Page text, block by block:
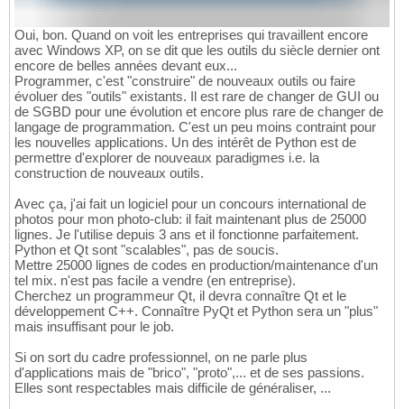
Oui, bon. Quand on voit les entreprises qui travaillent encore
avec Windows XP, on se dit que les outils du siècle dernier ont
encore de belles années devant eux...
Programmer, c'est "construire" de nouveaux outils ou faire
évoluer des "outils" existants. Il est rare de changer de GUI ou
de SGBD pour une évolution et encore plus rare de changer de
langage de programmation. C'est un peu moins contraint pour
les nouvelles applications. Un des intérêt de Python est de
permettre d'explorer de nouveaux paradigmes i.e. la
construction de nouveaux outils.
Avec ça, j'ai fait un logiciel pour un concours international de
photos pour mon photo-club: il fait maintenant plus de 25000
lignes. Je l'utilise depuis 3 ans et il fonctionne parfaitement.
Python et Qt sont "scalables", pas de soucis.
Mettre 25000 lignes de codes en production/maintenance d'un
tel mix. n'est pas facile a vendre (en entreprise).
Cherchez un programmeur Qt, il devra connaître Qt et le
développement C++. Connaître PyQt et Python sera un "plus"
mais insuffisant pour le job.
Si on sort du cadre professionnel, on ne parle plus
d'applications mais de "brico", "proto",... et de ses passions.
Elles sont respectables mais difficile de généraliser, ...